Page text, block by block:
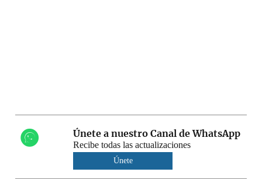
Únete a nuestro Canal de WhatsApp
Recibe todas las actualizaciones
Únete